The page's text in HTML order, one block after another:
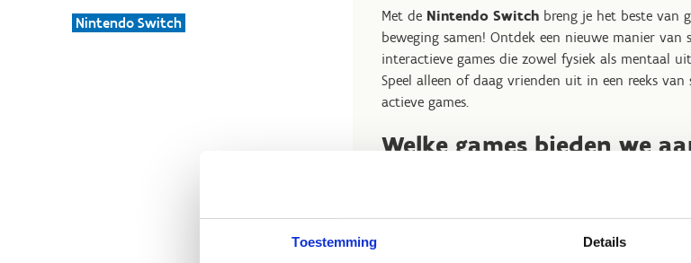
Toestemming Details
Nintendo Switch Met de Nintendo Switch breng je het beste van
beweging samen! Ontdek een nieuwe manier van
interactieve games die zowel fysiek als mentaal
Speel alleen of daag vrienden uit in een reeks van
actieve games.
Welke games bieden we
– Zet de muziek aan en beweeg op